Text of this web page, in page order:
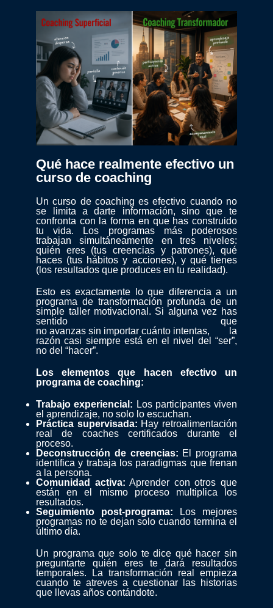
Qué hace realmente efectivo un
curso de coaching
Un curso de coaching es efectivo cuando no
se limita a darte información, sino que te
confronta con la forma en que has construido
tu vida. Los programas más poderosos
trabajan simultáneamente en tres niveles:
quién eres (tus creencias y patrones), qué
haces (tus hábitos y acciones), y qué tienes
(los resultados que produces en tu realidad).
Esto es exactamente lo que diferencia a un
programa de transformación profunda de un
simple taller motivacional. Si alguna vez has
sentido que
no avanzas sin importar cuánto intentas, la
razón casi siempre está en el nivel del “ser”,
no del “hacer”.
Los elementos que hacen efectivo un
programa de coaching:
Trabajo experiencial: Los participantes viven
el aprendizaje, no solo lo escuchan.
Práctica supervisada: Hay retroalimentación
real de coaches certificados durante el
proceso.
Deconstrucción de creencias: El programa
identifica y trabaja los paradigmas que frenan
a la persona.
Comunidad activa: Aprender con otros que
están en el mismo proceso multiplica los
resultados.
Seguimiento post-programa: Los mejores
programas no te dejan solo cuando termina el
último día.
Un programa que solo te dice qué hacer sin
preguntarte quién eres te dará resultados
temporales. La transformación real empieza
cuando te atreves a cuestionar las historias
que llevas años contándote.